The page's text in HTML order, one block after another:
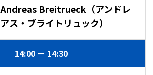
Andreas Breitrueck（アンドレ
アス・ブライトリュック）
14:00 14:30